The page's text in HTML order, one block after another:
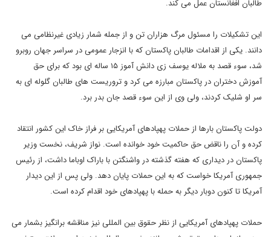
طالبان افغانستان عمل می کند.
این تشکیلات را مسئول مرگ هزاران تن و از جمله شمار زیادی غیرنظامی می
دانند. یکی از اقدامات طالبان پاکستان که با انزجار عمومی در سراسر جهان روبرو
شد، سوء قصد به ملاله یوسف زی دانش آموز ۱۵ ساله ای بود که برای حق
آموزش دختران در پاکستان مبارزه می کرد و تروریست های طالبان گلوله ای به
سر او شلیک کردند، ولی وی از این سوء قصد جان بدر برد.
دولت پاکستان بارها از حملات پهپادهای آمریکایی بر فراز خاک این کشور انتقاد
کرده و آن را ناقض حق حاکمیت خود خوانده است. نواز شریف، نخست وزیر
پاکستان در دیداری که هفته گذشته در واشنگتن با باراک اوباما داشت، از رئیس
جمهوری آمریکا خواست که به این حملات پایان دهد. ولی پس از این دیدار
آمریکا تا کنون دوبار دیگر به حمله با پهپادهای خود اقدام کرده است.
حملات پهپادهای آمریکایی از نظر حقوق بین المللی نیز مناقشه برانگیز بشمار می